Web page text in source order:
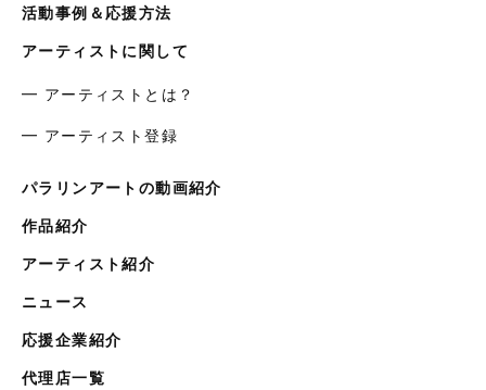
活動事例＆応援方法
アーティストに関して
━ アーティストとは？
━ アーティスト登録
パラリンアートの動画紹介
作品紹介
アーティスト紹介
ニュース
応援企業紹介
代理店一覧